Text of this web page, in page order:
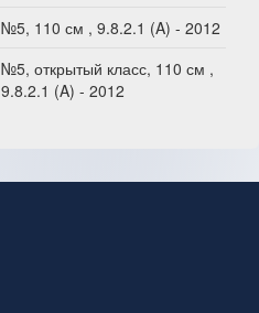
№5, 110 см , 9.8.2.1 (A) - 2012
№5, открытый класс, 110 см ,
9.8.2.1 (A) - 2012